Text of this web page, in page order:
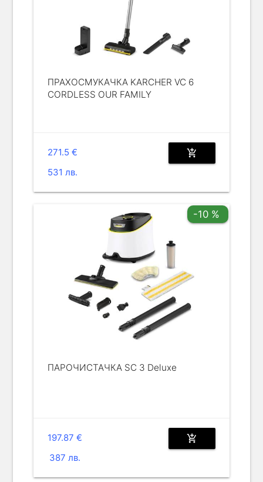
ПРАХОСМУКАЧКА KARCHER VC 6
CORDLESS OUR FAMILY
271.5 €
531 лв.
add_shopping_cart
-10 %
ПАРОЧИСТАЧКА SC 3 Deluxe
197.87 €
387 лв.
add_shopping_cart